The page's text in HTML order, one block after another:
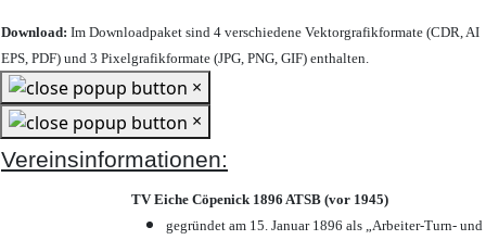
Download: Im Downloadpaket sind 4 verschiedene Vektorgrafikformate (CDR, AI
EPS, PDF) und 3 Pixelgrafikformate (JPG, PNG, GIF) enthalten.
×
×
Vereinsinformationen:
TV Eiche Cöpenick 1896 ATSB (vor 1945)
gegründet am 15. Januar 1896 als „Arbeiter-Turn- und